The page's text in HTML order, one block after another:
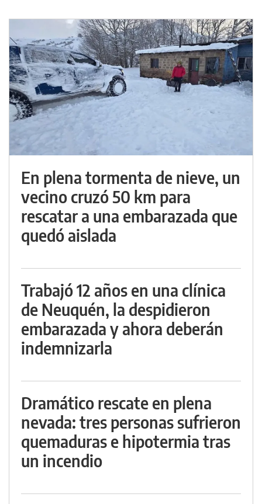
En plena tormenta de nieve, un
vecino cruzó 50 km para
rescatar a una embarazada que
quedó aislada
Trabajó 12 años en una clínica
de Neuquén, la despidieron
embarazada y ahora deberán
indemnizarla
Dramático rescate en plena
nevada: tres personas sufrieron
quemaduras e hipotermia tras
un incendio